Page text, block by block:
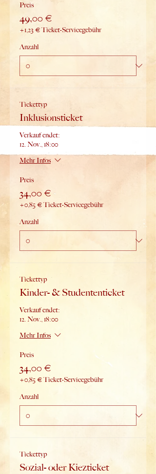
Preis
49,00 €
+1,23 € Ticket-Servicegebühr
Anzahl
Tickettyp
Inklusionsticket
Verkauf endet:
12. Nov., 18:00
Mehr Infos
Preis
34,00 €
+0,85 € Ticket-Servicegebühr
Anzahl
Tickettyp
Kinder- & Studententicket
Verkauf endet:
12. Nov., 18:00
Mehr Infos
Preis
34,00 €
+0,85 € Ticket-Servicegebühr
Anzahl
Tickettyp
Sozial- oder Kiezticket